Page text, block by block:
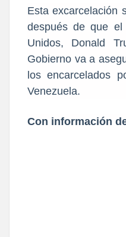
Esta excarcelación
después de que el
Unidos, Donald
Gobierno va a
los encarcelados
Venezuela.
Con información